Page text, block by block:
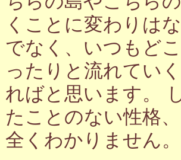
くことに変わりは
でなく、いつもど
ったりと流れてい
ればと思います。
たことのない性格
全くわかりません。